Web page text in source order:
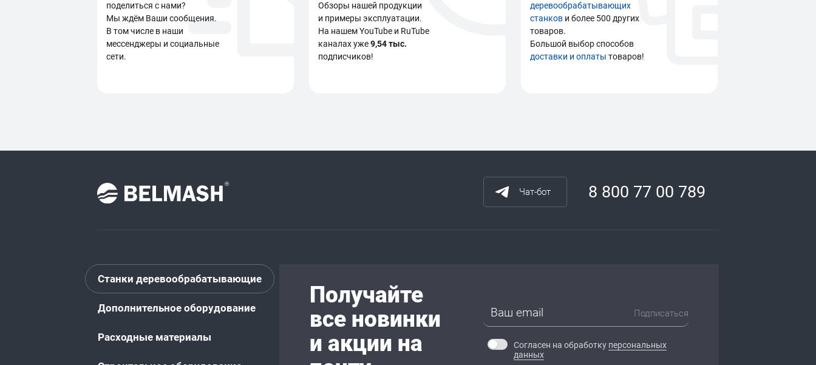
поделиться с нами?
Мы ждём Ваши сообщения.
В том числе в наши
мессенджеры и социальные
сети.
Обзоры нашей продукции
и примеры эксплуатации.
На нашем YouTube и RuTube
каналах уже9,54 тыс.
подписчиков!
деревообрабатывающих
станкови более 500 других
товаров.
Большой выбор способов
доставки и оплаты товаров!
Чат-бот 8 800 77 00 789
Станки деревообрабатывающие
Дополнительное оборудование
Расходные материалы
Получайте
все новинки
и акции на
Подписаться
Согласен на обработку персональных
данных